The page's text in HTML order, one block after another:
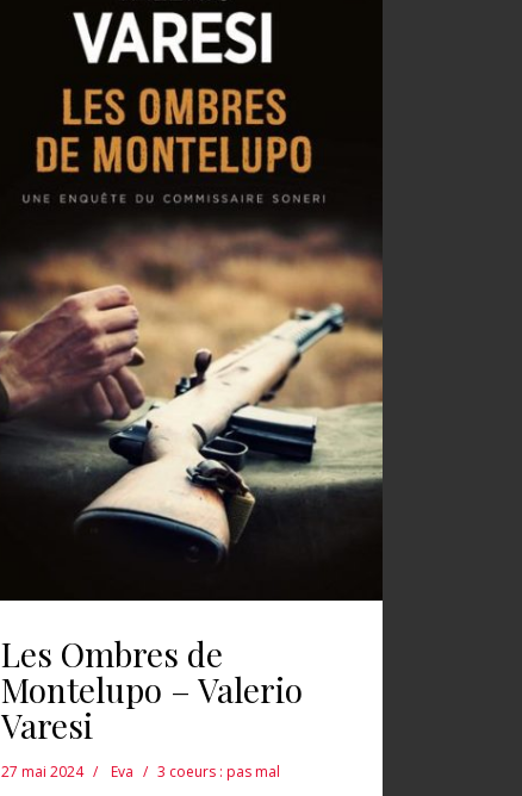
Les Ombres de
Montelupo – Valerio
Varesi
27 mai 2024 Eva 3 coeurs : pas mal